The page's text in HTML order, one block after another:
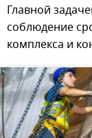
Главной
соблюдение
комплекса и